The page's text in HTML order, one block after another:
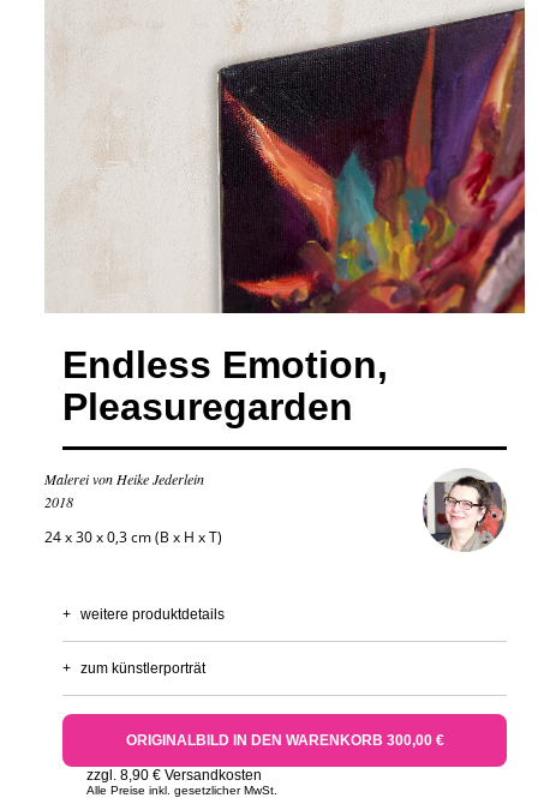
Endless Emotion,
Pleasuregarden
Malerei von Heike Jederlein
2018
24 x 30 x 0,3 cm (B x H x T)
+ weitere produktdetails
+ zum künstlerporträt
ORIGINALBILD IN DEN WARENKORB 300,00 €
zzgl. 8,90 € Versandkosten
Alle Preise inkl. gesetzlicher MwSt.